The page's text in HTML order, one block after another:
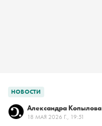
НОВОСТИ
Александра Копылова
18 МАЯ 2026 Г., 19:51